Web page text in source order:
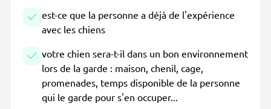
est-ce que la personne a déjà de l'expérience
avec les chiens
votre chien sera-t-il dans un bon environnement
lors de la garde : maison, chenil, cage,
promenades, temps disponible de la personne
qui le garde pour s'en occuper...